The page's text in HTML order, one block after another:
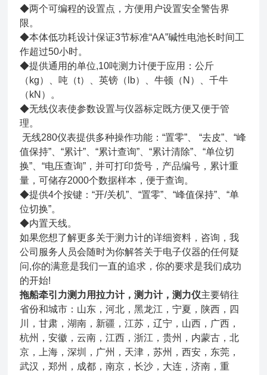
◆两个可编程的设置点，方便用户设置安全警告界
限。
◆本体低功耗设计保证3节标准“AA”碱性电池长时间工
作超过50小时。
◆提供通用的单位,10吨测力计便于应用：公斤
（kg）、吨（t）、英镑（lb）、牛顿（N）、千牛
（kN）。
◆无线仪表使参数设置与仪器标定既方便又便于管
理。
无线280仪表提供多种操作功能：“置零”、 “去皮”、“峰
值保持”、“累计”、“累计查询”、“累计清除”、“单位切
换”、“电压查询”，并可打印货号，产品编号，累计重
量，可储存2000个数据样本，便于查询。
◆提供4个按键：“开/关机”、“置零”、“峰值保持”、“单
位切换”。
◆内置天线。
如果您想了解更多关于测力计的详细资料，咨询，我
公司服务人员会随时为你解答关于电子仪器的任何疑
问,你的满意是我们一直的追求，你的要求是我们成功
的开始!
拖船牵引力测力用拉力计，测力计，测力仪主要销往
省份和城市：山东，河北，黑龙江，宁夏，陕西，四
川，甘肃，湖南，新疆，江苏，辽宁，山西，广西，
杭州，安徽，云南，江西，浙江，贵州，内蒙古，北
京，上海，深圳，广州，天津，苏州，西安，东莞，
武汉，郑州，成都，南京，长沙，大连，济南，重